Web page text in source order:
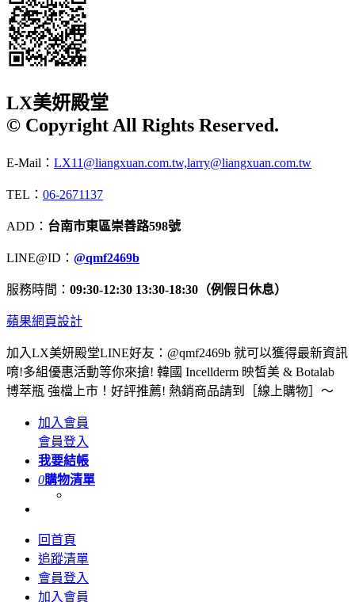
LX美妍殿堂
© Copyright All Rights Reserved.
E-Mail： LX11@liangxuan.com.tw,larry@liangxuan.com.tw
TEL： 06-2671137
ADD： 台南市東區崇善路598號
LINE@ID： @qmf2469b
服務時間： 09:30-12:30 13:30-18:30（例假日休息）
蘋果網頁設計
加入LX美妍殿堂LINE好友：@qmf2469b 就可以獲得最新資訊
唷!多組優惠活動等你來搶! 韓國 Incellderm 映皙美 & Botalab
博萃瓶 強檔上市！好評推薦! 熱銷商品請到［線上購物］～
加入會員
會員登入
我要結帳
0購物清單
回首頁
追蹤清單
會員登入
加入會員